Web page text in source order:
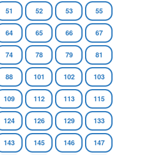
51 52 53 55
64 65 66 67
74 78 79 81
88 101 102 103
109 112 113 115
124 126 129 133
143 145 146 147